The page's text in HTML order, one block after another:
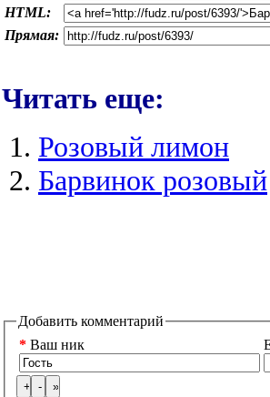
HTML:
Прямая:
Читать еще:
Розовый лимон
Барвинок розовый
Добавить комментарий
* Ваш ник